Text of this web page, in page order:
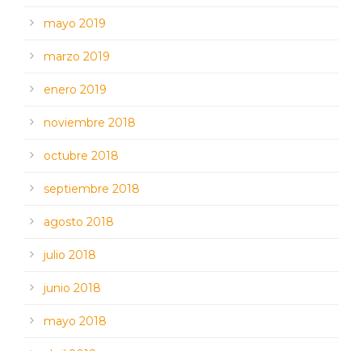
mayo 2019
marzo 2019
enero 2019
noviembre 2018
octubre 2018
septiembre 2018
agosto 2018
julio 2018
junio 2018
mayo 2018